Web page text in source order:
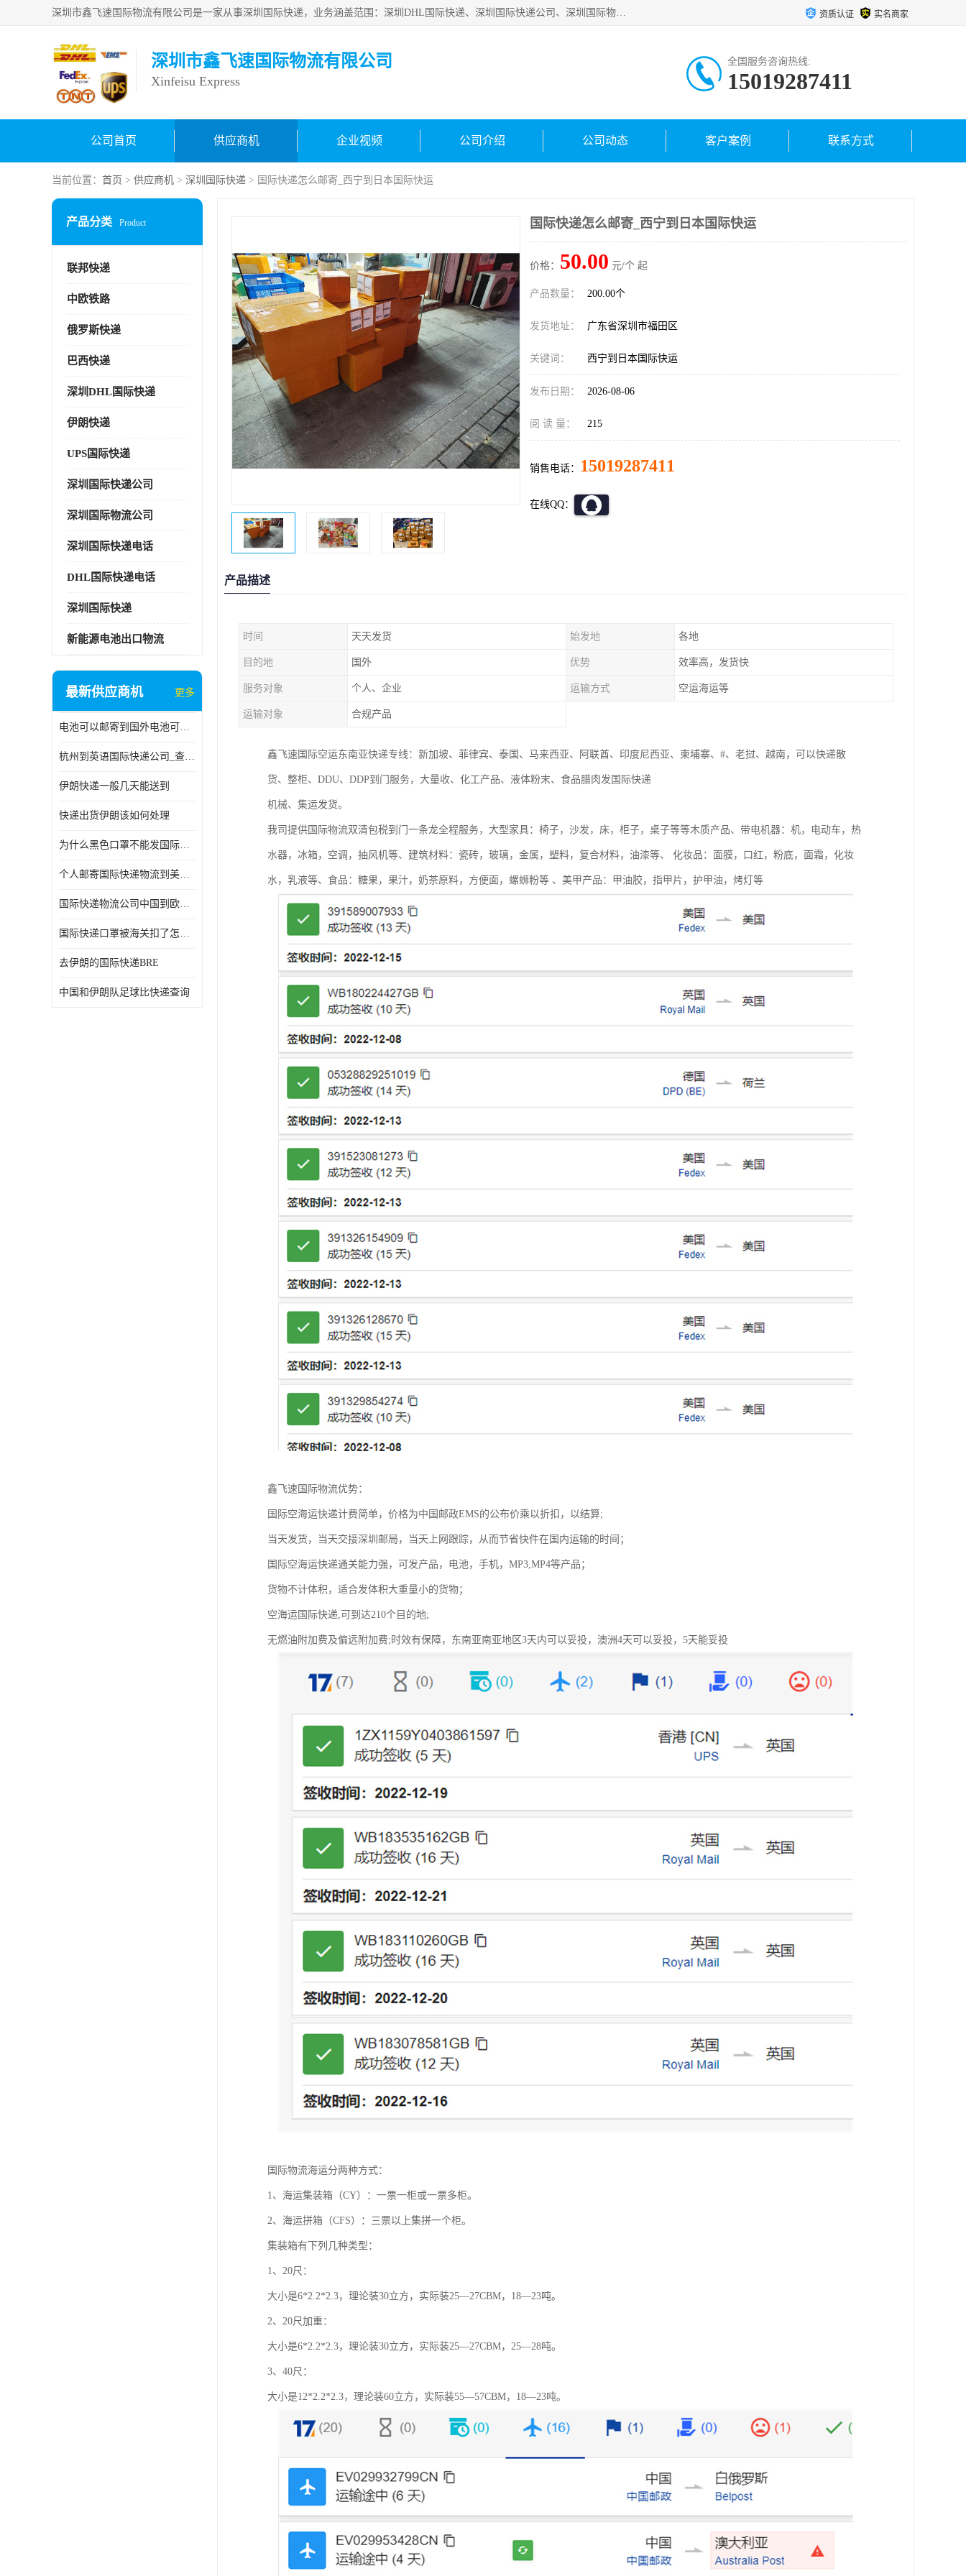
深圳市鑫飞速国际物流有限公司是一家从事深圳国际快递，业务涵盖范围：深圳DHL国际快递、深圳国际快递公司、深圳国际物流公司、深圳国际快递、深圳DHL国际快递电话可拨打全国服务热线：15019287411。欢迎各位亲来人来电到我司洽谈合作。 资质认证 实名商家
深圳市鑫飞速国际物流有限公司
Xinfeisu Express
全国服务咨询热线:
15019287411
公司首页 供应商机 企业视频 公司介绍 公司动态 客户案例 联系方式
当前位置： 首页 > 供应商机 > 深圳国际快递 > 国际快递怎么邮寄_西宁到日本国际快运
产品分类 Product
联邦快递
中欧铁路
俄罗斯快递
巴西快递
深圳DHL国际快递
伊朗快递
UPS国际快递
深圳国际快递公司
深圳国际物流公司
深圳国际快递电话
DHL国际快递电话
深圳国际快递
新能源电池出口物流
最新供应商机 更多
电池可以邮寄到国外电池可以发国际物流手机电池可以邮寄到国外
杭州到英语国际快递公司_查国际快递
伊朗快递一般几天能送到
快递出货伊朗该如何处理
为什么黑色口罩不能发国际快递 国际寄口罩快递需要填写信息
个人邮寄国际快递物流到美加墨西哥英国比利时荷兰波兰意大利
国际快递物流公司中国到欧洲英国法国德国能寄铁路空运海运
国际快递口罩被海关扣了怎么办
去伊朗的国际快递BRE
中国和伊朗队足球比快递查询
国际快递怎么邮寄_西宁到日本国际快运
价格： 50.00 元/个 起
产品数量： 200.00个
发货地址： 广东省深圳市福田区
关键词： 西宁到日本国际快运
发布日期： 2026-08-06
阅 读 量： 215
销售电话： 15019287411
在线QQ：
产品描述
时间 天天发货 始发地 各地
目的地 国外 优势 效率高，发货快
服务对象 个人、企业 运输方式 空运海运等
运输对象 合规产品
鑫飞速国际空运东南亚快递专线：新加坡、菲律宾、泰国、马来西亚、阿联酋、印度尼西亚、柬埔寨、#、老挝、越南，可以快递散
货、整柜、DDU、DDP到门服务，大量收、化工产品、液体粉末、食品腊肉发国际快递
机械、集运发货。
我司提供国际物流双清包税到门一条龙全程服务，大型家具：椅子，沙发，床，柜子，桌子等等木质产品、带电机器：机，电动车，热
水器，冰箱，空调，抽风机等、建筑材料：瓷砖，玻璃，金属，塑料，复合材料，油漆等、 化妆品：面膜，口红，粉底，面霜，化妆
水，乳液等、食品：糖果，果汁，奶茶原料，方便面，螺蛳粉等 、美甲产品：甲油胶，指甲片，护甲油，烤灯等
鑫飞速国际物流优势：
国际空海运快递计费简单，价格为中国邮政EMS的公布价乘以折扣，以结算;
当天发货，当天交接深圳邮局，当天上网跟踪，从而节省快件在国内运输的时间；
国际空海运快递通关能力强，可发产品，电池，手机，MP3,MP4等产品；
货物不计体积，适合发体积大重量小的货物；
空海运国际快递,可到达210个目的地;
无燃油附加费及偏远附加费;时效有保障，东南亚南亚地区3天内可以妥投，澳洲4天可以妥投，5天能妥投
国际物流海运分两种方式：
1、海运集装箱（CY）：一票一柜或一票多柜。
2、海运拼箱（CFS）：三票以上集拼一个柜。
集装箱有下列几种类型：
1、20尺：
大小是6*2.2*2.3，理论装30立方，实际装25—27CBM，18—23吨。
2、20尺加重：
大小是6*2.2*2.3，理论装30立方，实际装25—27CBM，25—28吨。
3、40尺：
大小是12*2.2*2.3，理论装60立方，实际装55—57CBM，18—23吨。